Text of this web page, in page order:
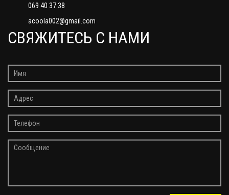
069 40 37 38
acoola002@gmail.com
СВЯЖИТЕСЬ С НАМИ